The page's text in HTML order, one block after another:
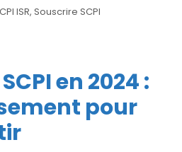
ISR, Souscrire SCPI
en 2024 :
pour